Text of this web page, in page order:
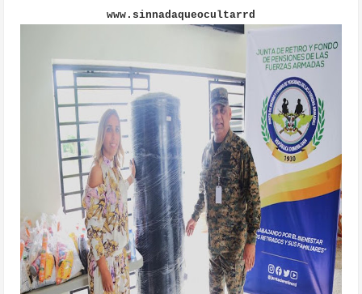
www.sinnadaqueocultarrd